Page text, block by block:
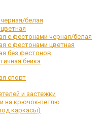
белая
с фестонами черная/белая
с фестонами цветная
без фестонов
бейка
спорт
и застежки
на крючок-петлю
каркасы)